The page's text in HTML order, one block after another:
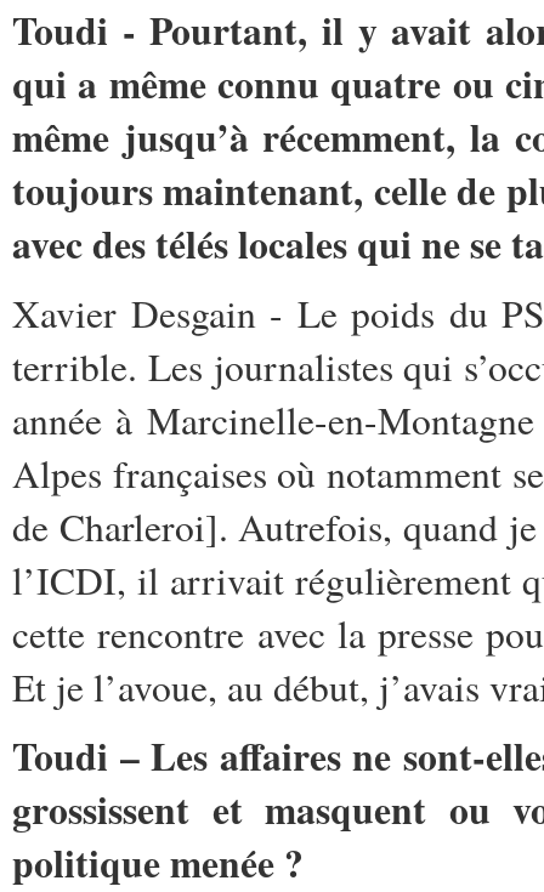
Toudi - Pourtant, il y avait
qui a même connu quatre ou
même jusqu’à récemment, la
toujours maintenant, celle de
avec des télés locales qui ne se
Xavier Desgain - Le poids du
terrible. Les journalistes qui
année à Marcinelle-en-
Alpes françaises où notamment
de Charleroi]. Autrefois, quand je
l’ICDI, il arrivait régulièrement
cette rencontre avec la presse
Et je l’avoue, au début, j’avais
Toudi – Les affaires ne sont-
grossissent et masquent ou
politique menée ?